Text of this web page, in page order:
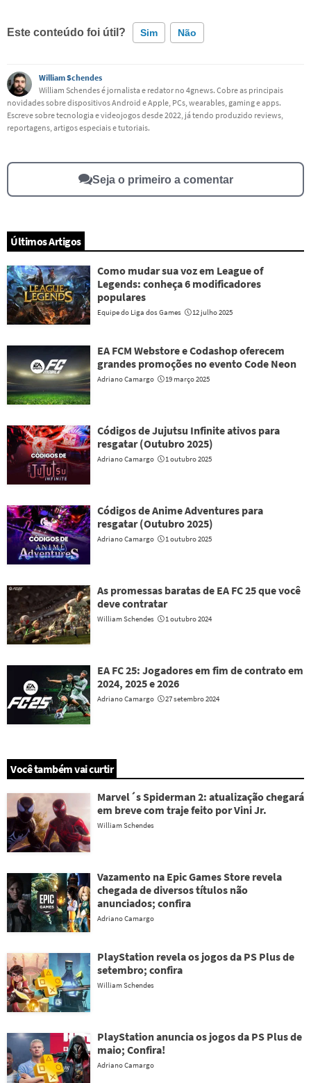
Este conteúdo foi útil? Sim Não
Este conteúdo contém informação incorreta
Este conteúdo não tem a informação que procuro
Outro
William Schendes
William Schendes é jornalista e redator no 4gnews. Cobre as principais
novidades sobre dispositivos Android e Apple, PCs, wearables, gaming e apps.
Escreve sobre tecnologia e videojogos desde 2022, já tendo produzido reviews,
reportagens, artigos especiais e tutoriais.
Seja o primeiro a comentar
Últimos Artigos
Como mudar sua voz em League of
Legends: conheça 6 modificadores
populares
Equipe do Liga dos Games 12 julho 2025
EA FCM Webstore e Codashop oferecem
grandes promoções no evento Code Neon
Adriano Camargo 19 março 2025
Códigos de Jujutsu Infinite ativos para
resgatar (Outubro 2025)
Adriano Camargo 1 outubro 2025
Códigos de Anime Adventures para
resgatar (Outubro 2025)
Adriano Camargo 1 outubro 2025
As promessas baratas de EA FC 25 que você
deve contratar
William Schendes 1 outubro 2024
EA FC 25: Jogadores em fim de contrato em
2024, 2025 e 2026
Adriano Camargo 27 setembro 2024
Você também vai curtir
Marvel´s Spiderman 2: atualização chegará
em breve com traje feito por Vini Jr.
William Schendes
Vazamento na Epic Games Store revela
chegada de diversos títulos não
anunciados; confira
Adriano Camargo
PlayStation revela os jogos da PS Plus de
setembro; confira
William Schendes
PlayStation anuncia os jogos da PS Plus de
maio; Confira!
Adriano Camargo